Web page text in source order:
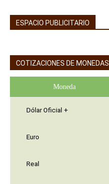
ESPACIO PUBLICITARIO
COTIZACIONES DE MONEDAS
Moneda
Dólar Oficial +
Euro
Real